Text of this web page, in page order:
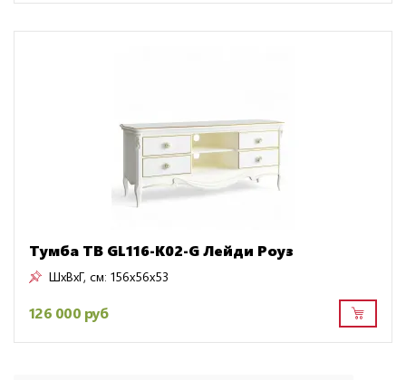
Тумба ТВ GL116-K02-G Лейди Роуз
ШxВxГ, см: 156x56x53
126 000 руб